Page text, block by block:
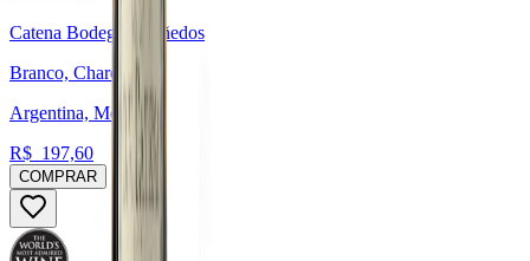
Catena Bodega y Viñedos
Branco, Chardonnay
Argentina, Mendoza
R$ 197,60
COMPRAR